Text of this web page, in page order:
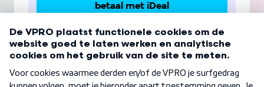
betaal met iDeal
Door je aanmelding voor het lidmaatschap ga